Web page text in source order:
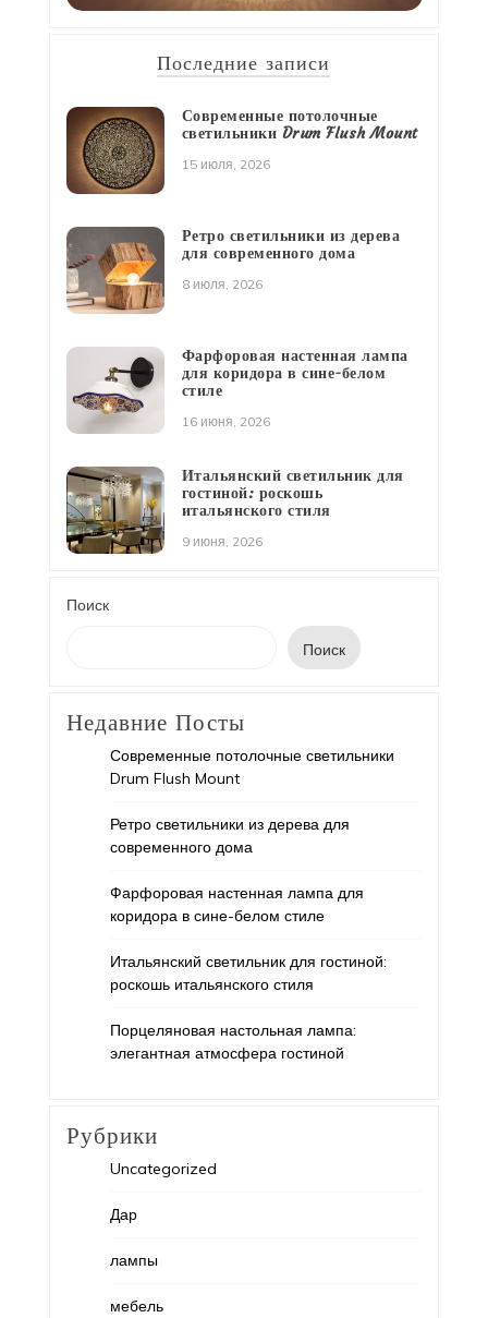
Последние записи
Современные потолочные
светильники Drum Flush Mount
15 июля, 2026
Ретро светильники из дерева
для современного дома
8 июля, 2026
Фарфоровая настенная лампа
для коридора в сине-белом
стиле
16 июня, 2026
Итальянский светильник для
гостиной: роскошь
итальянского стиля
9 июня, 2026
Поиск
Поиск
Недавние Посты
Современные потолочные светильники
Drum Flush Mount
Ретро светильники из дерева для
современного дома
Фарфоровая настенная лампа для
коридора в сине-белом стиле
Итальянский светильник для гостиной:
роскошь итальянского стиля
Порцеляновая настольная лампа:
элегантная атмосфера гостиной
Рубрики
Uncategorized
Дар
лампы
мебель